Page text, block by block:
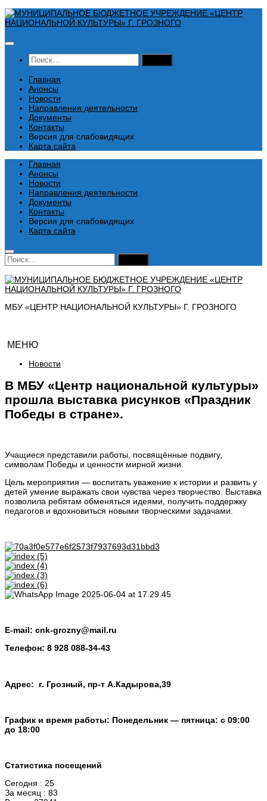
Перейти
к
Найти:
Главная
Анонсы
Новости
Направления деятельности
Документы
Контакты
Версия для слабовидящих
Карта сайта
Главная
Анонсы
Новости
Направления деятельности
Документы
Контакты
Версия для слабовидящих
Карта сайта
Найти:
МБУ «ЦЕНТР НАЦИОНАЛЬНОЙ КУЛЬТУРЫ» Г. ГРОЗНОГО
МЕНЮ
Новости
В МБУ «Центр национальной культуры»
прошла выставка рисунков «Праздник
Победы в стране».
Учащиеся представили работы, посвящённые подвигу,
символам Победы и ценности мирной жизни.
Цель мероприятия — воспитать уважение к истории и развить у
детей умение выражать свои чувства через творчество. Выставка
позволила ребятам обменяться идеями, получить поддержку
педагогов и вдохновиться новыми творческими задачами.
E-mail: cnk-grozny@mail.ru
Телефон: 8 928 088-34-43
Адрес: г. Грозный, пр-т А.Кадырова,39
График и время работы: Понедельник — пятница: с 09:00
до 18:00
Статистика посещений
Сегодня : 25
За месяц : 83